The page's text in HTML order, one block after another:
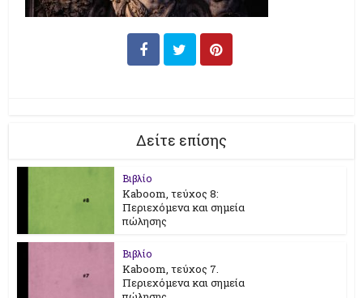
Δείτε επίσης
Βιβλίο
Kaboom, τεύχος 8:
Περιεχόμενα και σημεία
πώλησης
Βιβλίο
Kaboom, τεύχος 7.
Περιεχόμενα και σημεία